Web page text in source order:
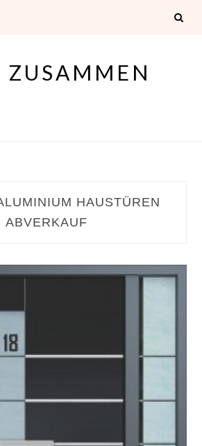
ZUSAMMEN
HAUSTÜREN
ABVERKAUF